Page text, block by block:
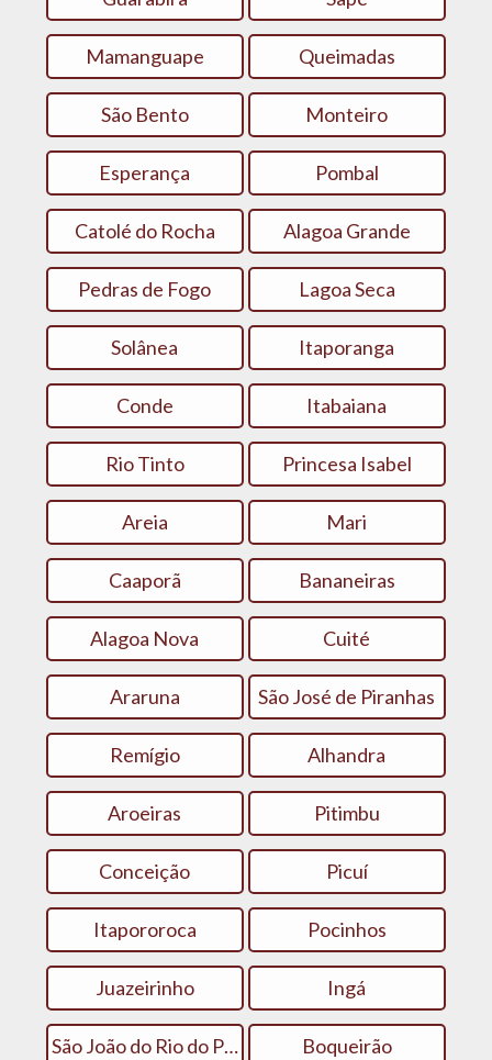
Mamanguape Queimadas
São Bento Monteiro
Esperança Pombal
Catolé do Rocha Alagoa Grande
Pedras de Fogo Lagoa Seca
Solânea Itaporanga
Conde Itabaiana
Rio Tinto Princesa Isabel
Areia Mari
Caaporã Bananeiras
Alagoa Nova Cuité
Araruna São José de Piranhas
Remígio Alhandra
Aroeiras Pitimbu
Conceição Picuí
Itapororoca Pocinhos
Juazeirinho Ingá
São João do Rio do Peixe Boqueirão